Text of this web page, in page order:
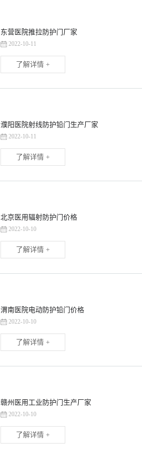
东营医院推拉防护门厂家
2022-10-11
了解详情 +
濮阳医院射线防护铅门生产厂家
2022-10-11
了解详情 +
北京医用辐射防护门价格
2022-10-10
了解详情 +
渭南医院电动防护铅门价格
2022-10-10
了解详情 +
赣州医用工业防护门生产厂家
2022-10-10
了解详情 +